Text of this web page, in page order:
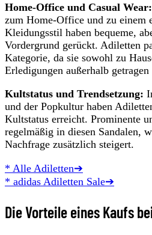
Home-Office und Casual Wear:
zum Home-Office und zu einem
Kleidungsstil haben bequeme,
Vordergrund gerückt. Adiletten
Kategorie, da sie sowohl zu
Erledigungen außerhalb
Kultstatus und Trendsetzung:
und der Popkultur haben
Kultstatus erreicht. Prominente
regelmäßig in diesen Sandalen,
Nachfrage zusätzlich steigert.
* Alle Adiletten➔
* adidas Adiletten Sale➔
Die Vorteile eines Kaufs